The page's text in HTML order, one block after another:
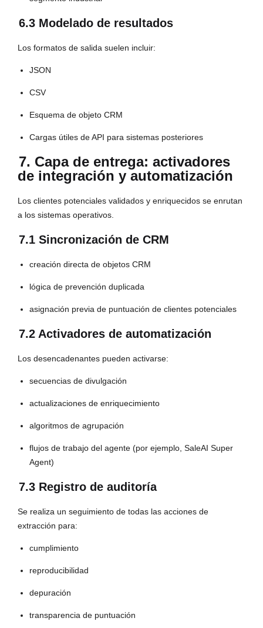
6.3 Modelado de resultados
Los formatos de salida suelen incluir:
JSON
CSV
Esquema de objeto CRM
Cargas útiles de API para sistemas posteriores
7. Capa de entrega: activadores
de integración y automatización
Los clientes potenciales validados y enriquecidos se enrutan
a los sistemas operativos.
7.1 Sincronización de CRM
creación directa de objetos CRM
lógica de prevención duplicada
asignación previa de puntuación de clientes potenciales
7.2 Activadores de automatización
Los desencadenantes pueden activarse:
secuencias de divulgación
actualizaciones de enriquecimiento
algoritmos de agrupación
flujos de trabajo del agente (por ejemplo, SaleAI Super
Agent)
7.3 Registro de auditoría
Se realiza un seguimiento de todas las acciones de
extracción para:
cumplimiento
reproducibilidad
depuración
transparencia de puntuación